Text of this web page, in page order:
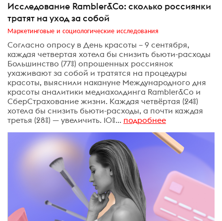
Исследование Rambler&Co: сколько россиянки
тратят на уход за собой
Маркетинговые и социологические исследования
Согласно опросу в День красоты – 9 сентября,
каждая четвертая хотела бы снизить бьюти-расходы
Большинство (77%) опрошенных россиянок
ухаживают за собой и тратятся на процедуры
красоты, выяснили накануне Международного дня
красоты аналитики медиахолдинга Rambler&Co и
СберСтрахование жизни. Каждая четвёртая (24%)
хотела бы снизить бьюти-расходы, а почти каждая
третья (28%) — увеличить. 10%... подробнее